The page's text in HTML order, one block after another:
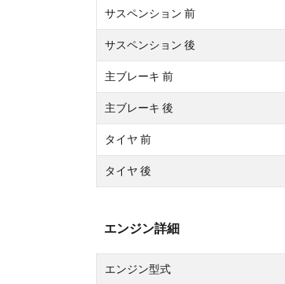
サスペンション 前
サスペンション 後
主ブレーキ 前
主ブレーキ 後
タイヤ 前
タイヤ 後
エンジン詳細
エンジン型式